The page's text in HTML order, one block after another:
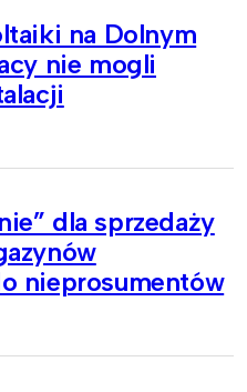
na Dolnym
nie mogli
dla sprzedaży
nieprosumentów